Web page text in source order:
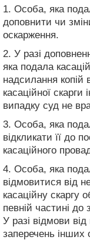
1. Особа, яка
доповнити чи
оскарження.
2. У разі
яка подала
надсилання копій
касаційної
випадку суд не
3. Особа, яка
відкликати її до
касаційного
4. Особа, яка
відмовитися від
касаційну скаргу
певній частині до
У разі відмови від
заперечень інших